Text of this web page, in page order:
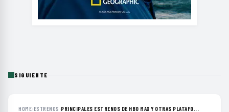
SIGUIENTE
HOME›ESTRENOS ›PRINCIPALES ESTRENOS DE HBO MAX Y OTRAS PLATAFO...